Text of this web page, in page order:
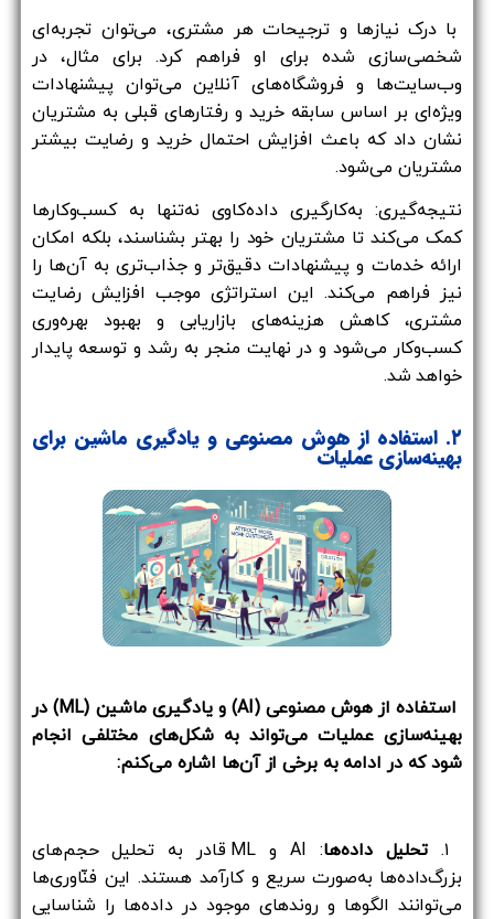
با درک نیازها و ترجیحات هر مشتری، می‌توان تجربه‌ای
شخصی‌سازی شده برای او فراهم کرد. برای مثال، در
وب‌سایت‌ها و فروشگاه‌های آنلاین می‌توان پیشنهادات
ویژه‌ای بر اساس سابقه خرید و رفتارهای قبلی به مشتریان
نشان داد که باعث افزایش احتمال خرید و رضایت بیشتر
مشتریان می‌شود.
نتیجه‌گیری: به‌کارگیری داده‌کاوی نه‌تنها به کسب‌وکارها
کمک می‌کند تا مشتریان خود را بهتر بشناسند، بلکه امکان
ارائه خدمات و پیشنهادات دقیق‌تر و جذاب‌تری به آن‌ها را
نیز فراهم می‌کند. این استراتژی موجب افزایش رضایت
مشتری، کاهش هزینه‌های بازاریابی و بهبود بهره‌وری
کسب‌وکار می‌شود و در نهایت منجر به رشد و توسعه پایدار
خواهد شد.
۲. استفاده از هوش مصنوعی و یادگیری ماشین برای
بهینه‌سازی عملیات
استفاده از هوش مصنوعی (AI) و یادگیری ماشین (ML) در
بهینه‌سازی عملیات می‌تواند به شکل‌های مختلفی انجام
شود که در ادامه به برخی از آن‌ها اشاره می‌کنم:
۱. تحلیل داده‌ها
: AI و ML قادر به تحلیل حجم‌های
بزرگ‌داده‌ها به‌صورت سریع و کارآمد هستند. این فنّاوری‌ها
می‌توانند الگوها و روندهای موجود در داده‌ها را شناسایی